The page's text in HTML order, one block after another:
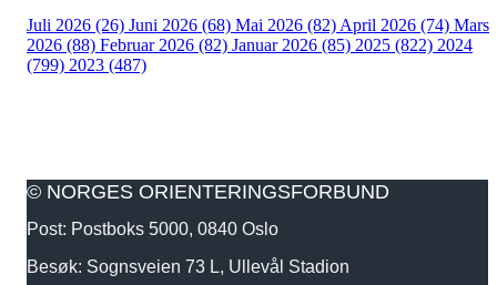
Juli 2026 (26) Juni 2026 (68) Mai 2026 (82) April 2026 (74) Mars
2026 (88) Februar 2026 (82) Januar 2026 (85) 2025 (822) 2024
(799) 2023 (487)
© NORGES ORIENTERINGSFORBUND
Post: Postboks 5000, 0840 Oslo
Besøk: Sognsveien 73 L, Ullevål Stadion